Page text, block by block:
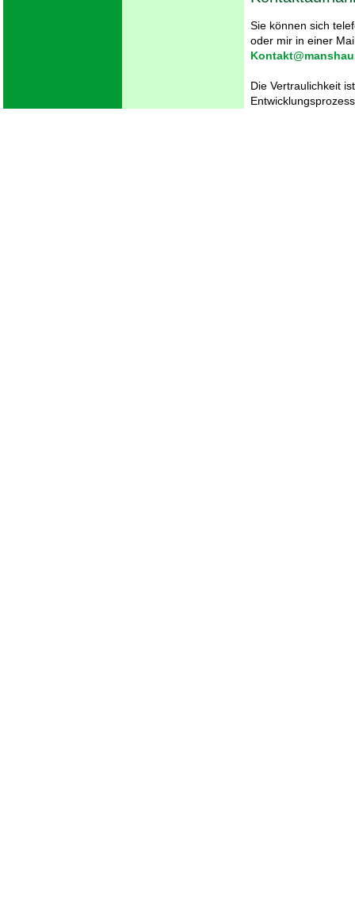
Sie können sich
oder mir in einer
Die Vertraulichkeit